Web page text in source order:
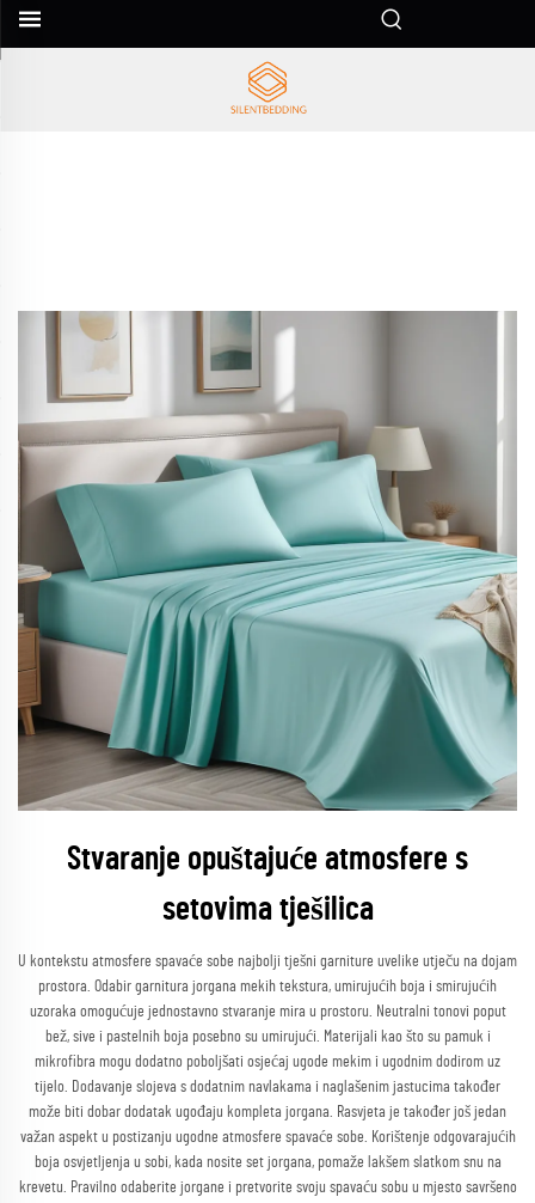
Stvaranje opuštajuće atmosfere s
setovima tješilica
U kontekstu atmosfere spavaće sobe najbolji tješni garniture uvelike utječu na dojam
prostora. Odabir garnitura jorgana mekih tekstura, umirujućih boja i smirujućih
uzoraka omogućuje jednostavno stvaranje mira u prostoru. Neutralni tonovi poput
bež, sive i pastelnih boja posebno su umirujući. Materijali kao što su pamuk i
mikrofibra mogu dodatno poboljšati osjećaj ugode mekim i ugodnim dodirom uz
tijelo. Dodavanje slojeva s dodatnim navlakama i naglašenim jastucima također
može biti dobar dodatak ugođaju kompleta jorgana. Rasvjeta je također još jedan
važan aspekt u postizanju ugodne atmosfere spavaće sobe. Korištenje odgovarajućih
boja osvjetljenja u sobi, kada nosite set jorgana, pomaže lakšem slatkom snu na
krevetu. Pravilno odaberite jorgane i pretvorite svoju spavaću sobu u mjesto savršeno